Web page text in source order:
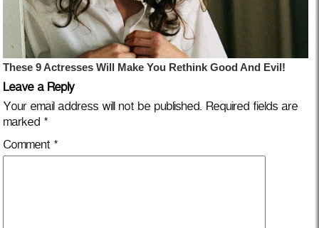
Leave a Reply
Your email address will not be published. Required fields are
marked *
Comment *